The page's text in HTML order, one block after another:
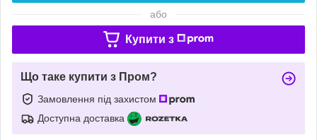
або
Купити з
Що таке купити з Пром?
Замовлення під захистом
Доступна доставка